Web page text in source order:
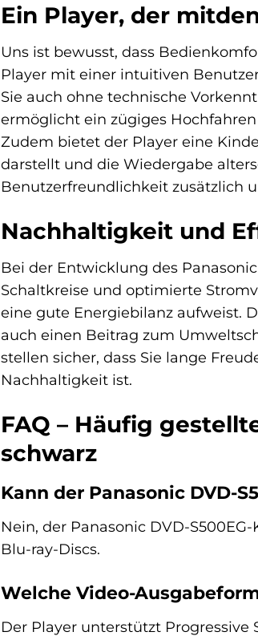
Ein Player, der
Uns ist bewusst, dass
Player mit einer intuitiven
Sie auch ohne technische
ermöglicht ein zügiges
Zudem bietet der Player eine
darstellt und die Wiedergabe
Benutzerfreundlichkeit zusätzlich
Nachhaltigkeit und
Bei der Entwicklung des
Schaltkreise und optimierte
eine gute Energiebilanz aufweist.
auch einen Beitrag zum
stellen sicher, dass Sie lange
Nachhaltigkeit ist.
FAQ – Häufig
schwarz
Kann der Panasonic DVD-
Nein, der Panasonic DVD-
Blu-ray-Discs.
Welche Video-
Der Player unterstützt Progressive